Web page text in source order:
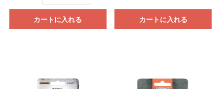
カートに入れる カートに入れる